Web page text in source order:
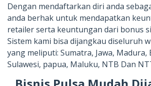
Dengan mendaftarkan diri anda
anda berhak untuk mendapatkan
retailer serta keuntungan dari bonus
Sistem kami bisa dijangkau diseluruh
yang meliputi: Sumatra, Jawa, Madura,
Sulawesi, papua, Maluku, NTB Dan